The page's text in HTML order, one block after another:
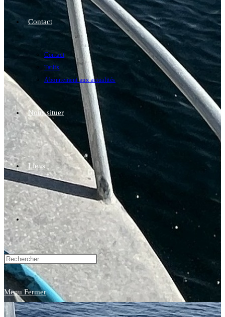
Contact
Contact
Tarifs
Abonnement aux actualités
Nous situer
Liens
Toggle
website
Menu Fermer